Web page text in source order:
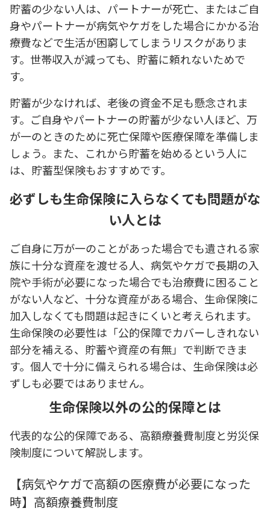
貯蓄の少ない人は、パートナーが死亡、またはご自
身やパートナーが病気やケガをした場合にかかる治
療費などで生活が困窮してしまうリスクがありま
す。世帯収入が減っても、貯蓄に頼れないためで
す。
貯蓄が少なければ、老後の資金不足も懸念されま
す。ご自身やパートナーの貯蓄が少ない人ほど、万
が一のときのために死亡保障や医療保障を準備しま
しょう。また、これから貯蓄を始めるという人に
は、貯蓄型保険もおすすめです。
必ずしも生命保険に入らなくても問題がな
い人とは
ご自身に万が一のことがあった場合でも遺される家
族に十分な資産を渡せる人、病気やケガで長期の入
院や手術が必要になった場合でも治療費に困ること
がない人など、十分な資産がある場合、生命保険に
加入しなくても問題は起きにくいと考えられます。
生命保険の必要性は「公的保障でカバーしきれない
部分を補える、貯蓄や資産の有無」で判断できま
す。個人で十分に備えられる場合は、生命保険は必
ずしも必要ではありません。
生命保険以外の公的保障とは
代表的な公的保障である、高額療養費制度と労災保
険制度について解説します。
【病気やケガで高額の医療費が必要になった
時】高額療養費制度